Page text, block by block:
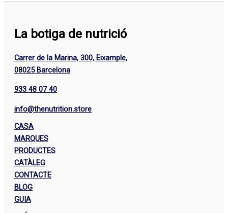
La botiga de nutrició
Carrer de la Marina, 300, Eixample,
08025 Barcelona
933 48 07 40
info@thenutrition.store
CASA
MARQUES
PRODUCTES
CATÀLEG
CONTACTE
BLOG
GUIA